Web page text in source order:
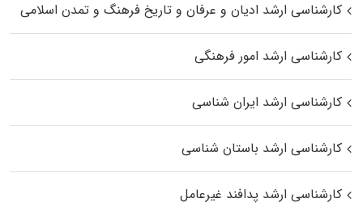
کارشناسی ارشد ادیان و عرفان و تاریخ فرهنگ و تمدن اسلامی
کارشناسی ارشد امور فرهنگی
کارشناسی ارشد ایران شناسی
کارشناسی ارشد باستان شناسی
کارشناسی ارشد پدافند غیرعامل